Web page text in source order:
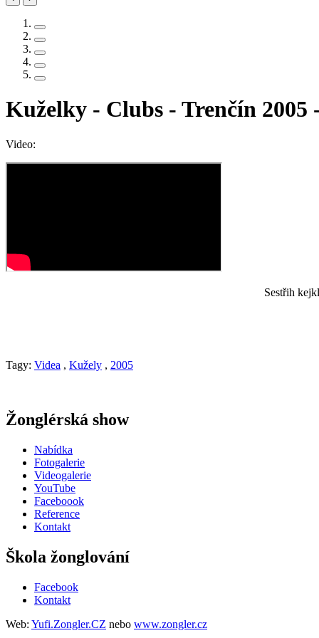
Kuželky - Clubs - Trenčín
Video:
Sestřih
Tagy: Videa , Kužely , 2005
Žonglérská show
Nabídka
Fotogalerie
Videogalerie
YouTube
Faceboook
Reference
Kontakt
Škola žonglování
Facebook
Kontakt
Web: Yufi.Zongler.CZ nebo www.zongler.cz